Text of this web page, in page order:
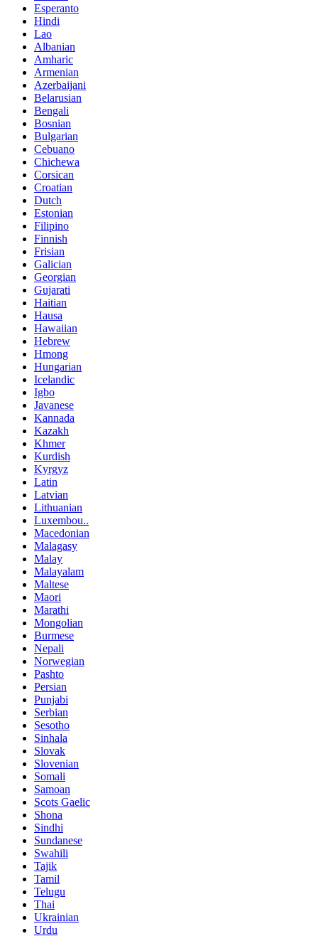
Esperanto
Hindi
Lao
Albanian
Amharic
Armenian
Azerbaijani
Belarusian
Bengali
Bosnian
Bulgarian
Cebuano
Chichewa
Corsican
Croatian
Dutch
Estonian
Filipino
Finnish
Frisian
Galician
Georgian
Gujarati
Haitian
Hausa
Hawaiian
Hebrew
Hmong
Hungarian
Icelandic
Igbo
Javanese
Kannada
Kazakh
Khmer
Kurdish
Kyrgyz
Latin
Latvian
Lithuanian
Luxembou..
Macedonian
Malagasy
Malay
Malayalam
Maltese
Maori
Marathi
Mongolian
Burmese
Nepali
Norwegian
Pashto
Persian
Punjabi
Serbian
Sesotho
Sinhala
Slovak
Slovenian
Somali
Samoan
Scots Gaelic
Shona
Sindhi
Sundanese
Swahili
Tajik
Tamil
Telugu
Thai
Ukrainian
Urdu